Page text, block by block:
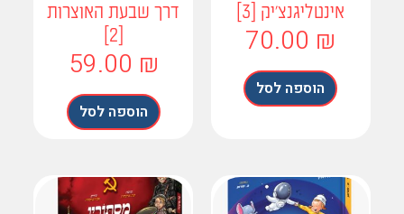
אינטליגנצ'יק [3]
70.00
הוספה לסל
דרך שבעת האוצרות
59.00
הוספה לסל